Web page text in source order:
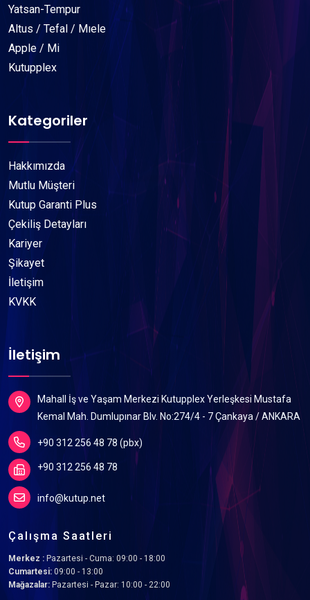
Yatsan-Tempur
Altus / Tefal / Mıele
Apple / Mi
Kutupplex
Kategoriler
Hakkımızda
Mutlu Müşteri
Kutup Garanti Plus
Çekiliş Detayları
Kariyer
Şikayet
İletişim
KVKK
İletişim
Mahall İş ve Yaşam Merkezi Kutupplex Yerleşkesi Mustafa
Kemal Mah. Dumlupınar Blv. No:274/4 - 7 Çankaya / ANKARA
+90 312 256 48 78 (pbx)
+90 312 256 48 78
info@kutup.net
Çalışma Saatleri
Merkez : Pazartesi - Cuma: 09:00 - 18:00
Cumartesi: 09:00 - 13:00
Mağazalar: Pazartesi - Pazar: 10:00 - 22:00